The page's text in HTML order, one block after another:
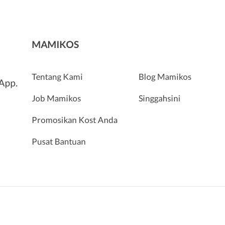
MAMIKOS
Tentang Kami
Job Mamikos
Promosikan Kost Anda
Pusat Bantuan
Blog Mamikos
Singgahsini